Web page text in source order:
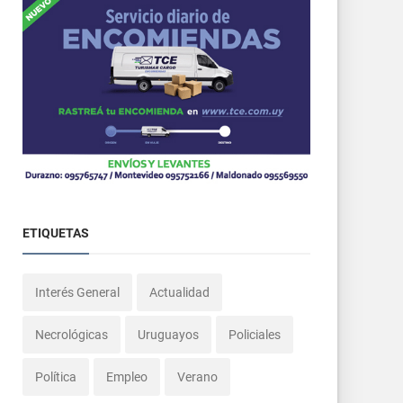
ETIQUETAS
Interés General Actualidad
Necrológicas Uruguayos Policiales
Política Empleo Verano